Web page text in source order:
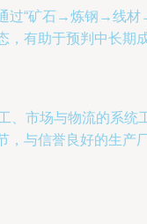
过“矿石→炼钢→线
有助于预判中长期
市场与物流的系
与信誉良好的生